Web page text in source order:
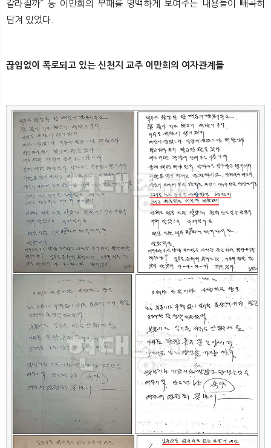
갈라질까” 등 이만희의 부패를 명백하게 보여주는 내용들이 빼곡히
담겨 있었다.
끊임없이 폭로되고 있는 신천지 교주 이만희의 여자관계들